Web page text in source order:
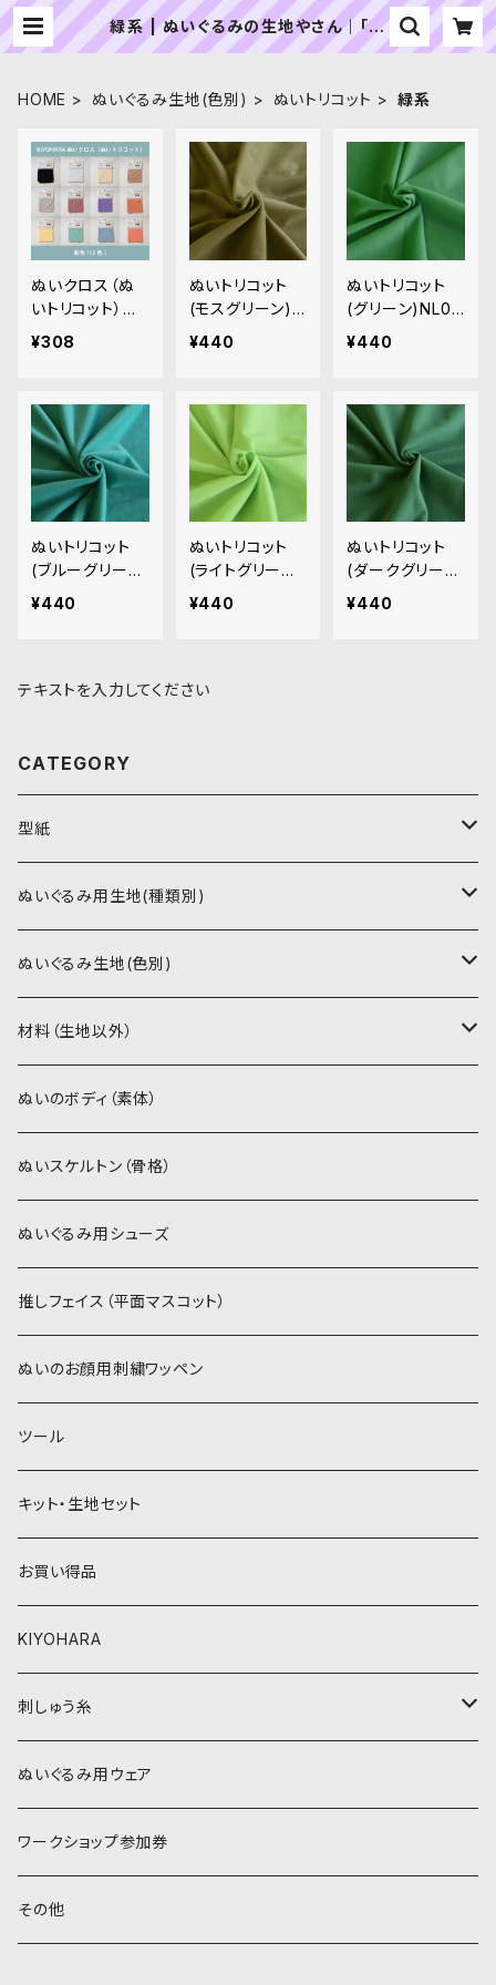
緑系 | ぬいぐるみの生地やさん｜「ぬ
い」の布地・材料の通販専門店
HOME ぬいぐるみ生地(色別) ぬいトリコット 緑系
ぬいクロス（ぬ
いトリコット）カ
ットクロス各色A
¥308
ぬいトリコット
(モスグリーン)N
L013 ぬいぐるみ
¥440
ぬいトリコット
(グリーン)NL02
6 ぬいぐるみ用
¥440
ぬいトリコット
(ブルーグリー
ン)NL029 ぬい
¥440
ぬいトリコット
(ライトグリーン)
NL031 ぬいぐる
¥440
ぬいトリコット
(ダークグリー
ン)NL034 ぬい
¥440
テキストを入力してください
CATEGORY
型紙
書籍（紙の本）
PDFデータ（ダウンロード）
ぬいぐるみ用生地(種類別)
ソフトボア（短毛）
ソフトボア（5mm）
ぬいトリコット
スキンカラー生地
カーリーベルボア
パウダーボア（4mm）
ウィッグボア（8cm）
ぬいぐるみ生地(色別)
ソフトボア
スキンカラー系
白系
黄色・クリーム系
ベージュ・ブラウン系
ぬいトリコット
スキンカラー系
白系
黄色・クリーム系
ベージュ・ブラウン系
材料（生地以外）
アイロン接着シート
ステッチカラー
ミニワッペン
リボン
ぬいのボディ（素体）
ぬいスケルトン（骨格）
ぬいぐるみ用シューズ
推しフェイス（平面マスコット）
ぬいのお顔用刺繍ワッペン
ツール
キット・生地セット
お買い得品
KIYOHARA
刺しゅう糸
COSMO 25番刺しゅう糸
ぬいぐるみ用ウェア
ワークショップ参加券
その他